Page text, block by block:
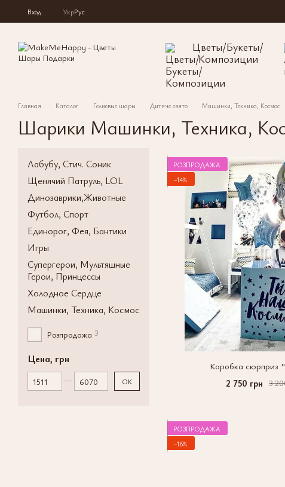
Перейти к основному контенту
Вход УкрРус
Цветы/Букеты/
Композиции
Главная Каталог Гелиевые шары Дитяче свято Машинки, Техника, Космос
Шарики Машинки, Техника,
РОЗПРОДАЖА
−14%
Коробка сюрприз
3
2 750 грн
РОЗПРОДАЖА
−16%
Лабубу, Стич. Соник
Щенячий Патруль, LOL
Динозаврики,Животные
Футбол, Спорт
Единорог, Фея, Бантики
Игры
Супергерои, Мультяшные
Герои, Принцессы
Холодное Сердце
Машинки, Техника, Космос
Розпродажа 3
Цена, грн
От Цена, грн
До Цена, грн OK